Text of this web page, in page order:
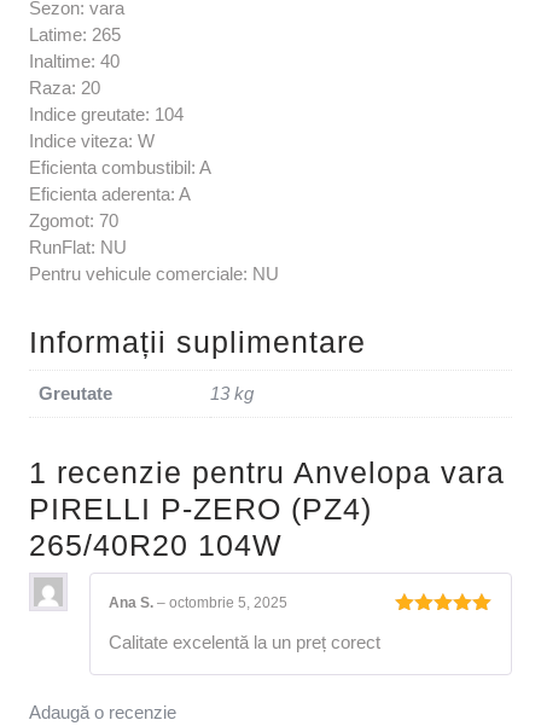
Sezon: vara
Latime: 265
Inaltime: 40
Raza: 20
Indice greutate: 104
Indice viteza: W
Eficienta combustibil: A
Eficienta aderenta: A
Zgomot: 70
RunFlat: NU
Pentru vehicule comerciale: NU
Informații suplimentare
Greutate 13 kg
1 recenzie pentru Anvelopa vara
PIRELLI P-ZERO (PZ4)
265/40R20 104W
Ana S. – octombrie 5, 2025
Calitate excelentă la un preț corect
Adaugă o recenzie